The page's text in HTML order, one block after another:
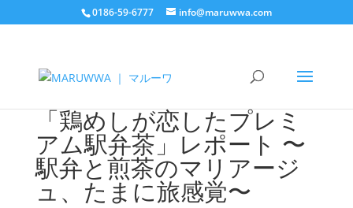
0186-59-6777 info@maruwwa.com
「鶏めしが恋したプレミ
アム駅弁茶」レポート 〜
駅弁と煎茶のマリアージ
ュ、たまに旅感覚〜